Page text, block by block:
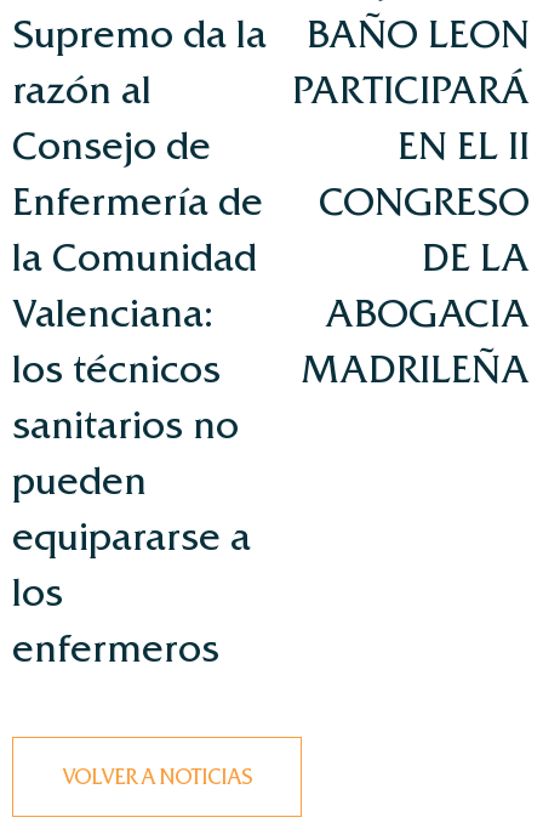
Supremo da la
razón al
Consejo de
Enfermería de
la Comunidad
Valenciana:
los técnicos
sanitarios no
pueden
equipararse a
los
enfermeros
BAÑO LEON
PARTICIPARÁ
EN EL II
CONGRESO
DE LA
ABOGACIA
MADRILEÑA
VOLVER A NOTICIAS